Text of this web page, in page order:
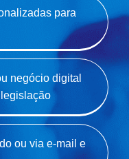
para
negócio digital
ou via e-mail e